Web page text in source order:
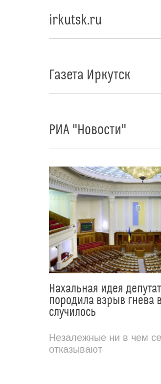
irkutsk.ru
Газета Иркутск
РИА "Новости"
Нахальная идея
породила взрыв гнева
случилось
Незалежные ни в чем
отказывают